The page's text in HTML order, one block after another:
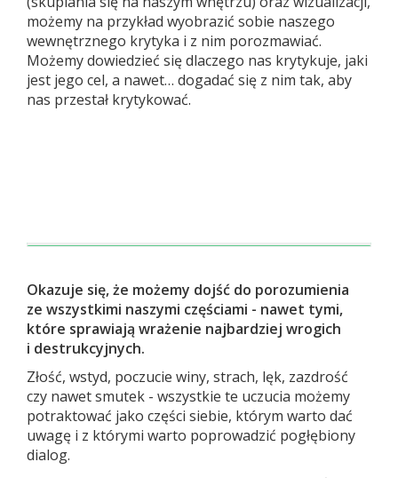
możemy na przykład wyobrazić sobie naszego
wewnętrznego krytyka i z nim porozmawiać.
Możemy dowiedzieć się dlaczego nas krytykuje, jaki
jest jego cel, a nawet… dogadać się z nim tak, aby
nas przestał krytykować.
Okazuje się, że możemy dojść do porozumienia
ze wszystkimi naszymi częściami - nawet tymi,
które sprawiają wrażenie najbardziej wrogich
i destrukcyjnych.
Złość, wstyd, poczucie winy, strach, lęk, zazdrość
czy nawet smutek - wszystkie te uczucia możemy
potraktować jako części siebie, którym warto dać
uwagę i z którymi warto poprowadzić pogłębiony
dialog.